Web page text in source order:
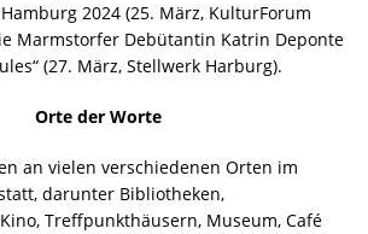
2024 (25. März, KulturForum
Marmstorfer Debütantin Katrin Deponte
(27. März, Stellwerk Harburg).
Orte der Worte
an vielen verschiedenen Orten im
darunter Bibliotheken,
Treffpunkthäusern, Museum, Café